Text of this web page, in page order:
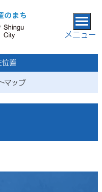
メニュー
位置
マップ